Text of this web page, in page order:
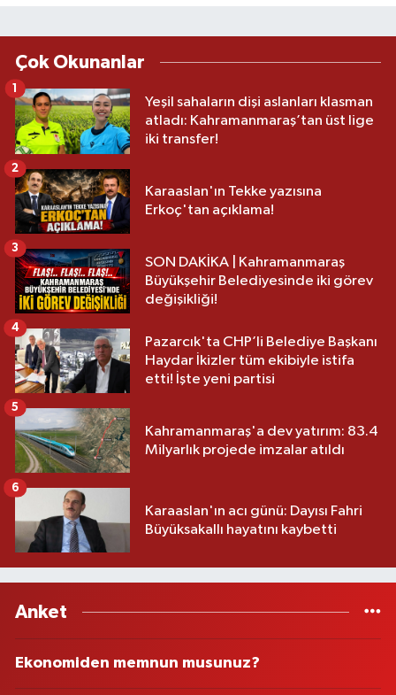
Çok Okunanlar
Yeşil sahaların dişi aslanları klasman
atladı: Kahramanmaraş’tan üst lige
iki transfer!
1
Karaaslan'ın Tekke yazısına
Erkoç'tan açıklama!
2
SON DAKİKA | Kahramanmaraş
Büyükşehir Belediyesinde iki görev
değişikliği!
3
Pazarcık'ta CHP’li Belediye Başkanı
Haydar İkizler tüm ekibiyle istifa
etti! İşte yeni partisi
4
Kahramanmaraş'a dev yatırım: 83.4
Milyarlık projede imzalar atıldı
5
Karaaslan'ın acı günü: Dayısı Fahri
Büyüksakallı hayatını kaybetti
6
Anket
Ekonomiden memnun musunuz?